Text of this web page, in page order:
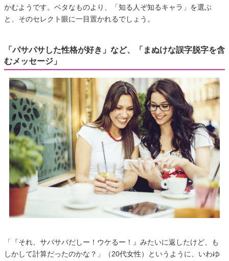
かむようです。ベタなものより、「知る人ぞ知るキャラ」を選ぶ
と、そのセレクト眼に一目置かれるでしょう。
「パサパサした性格が好き」など、「まぬけな誤字脱字を含
むメッセージ」
「『それ、サバサバだしー！ウケるー！』みたいに返したけど、も
しかして計算だったのかな？」（20代女性）というように、いわゆ